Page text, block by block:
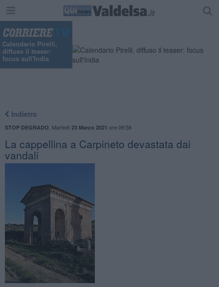
Calendario Pirelli,
diffuso il teaser:
focus sull'India
Indietro
STOP DEGRADO Martedì 23 Marzo 2021 ore 09:58
La cappellina a Carpineto devastata dai
vandali